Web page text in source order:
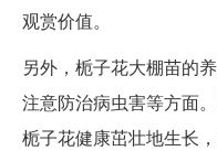
观赏价值。
另外，栀子花大棚苗的
注意防治病虫害等方面
栀子花健康茁壮地生长